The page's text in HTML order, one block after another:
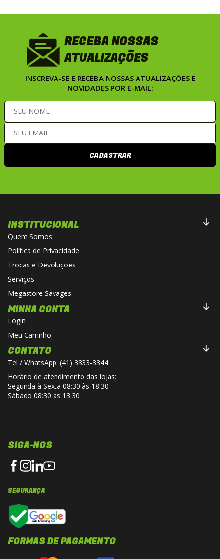
RECEBA NOSSAS
ATUALIZAÇÕES
INSCREVA-SE E RECEBA NOSSAS ATUALIZAÇÕES E
NOVIDADES POR E-MAIL:
CADASTRAR
INSTITUCIONAL
Quem Somos
Política de Privacidade
Trocas e Devoluções
Serviços
Megastore Savages
MINHA CONTA
Login
Meu Carrinho
CONTATO
Tel / WhatsApp: (41) 3333-3344
Horário de atendimento das lojas:
Segunda à Sexta 08:30 às 18:30
Sábado 08:30 às 13:30
SIGA-NOS
SEGURANÇA
FORMAS DE PAGAMENTO